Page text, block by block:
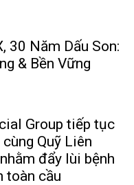
30 Năm Dấu Son:
& Bền Vững
Group tiếp tục
Quỹ Liên
đẩy lùi bệnh
toàn cầu